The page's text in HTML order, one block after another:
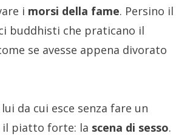
i morsi della fame. Persino il
buddhisti che praticano il
se avesse appena divorato
da cui esce senza fare un
il piatto forte: la scena di sesso.